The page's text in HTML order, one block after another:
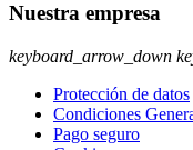
Nuestra empresa
keyboard_arrow_down
Protección de datos
Condiciones
Pago seguro